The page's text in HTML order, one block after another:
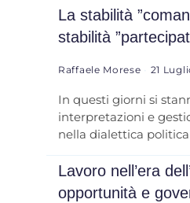
La stabilità
stabilità
Raffaele Morese 21
In questi giorni si
interpretazioni e
nella dialettica politica
Lavoro nell’era
opportunità e